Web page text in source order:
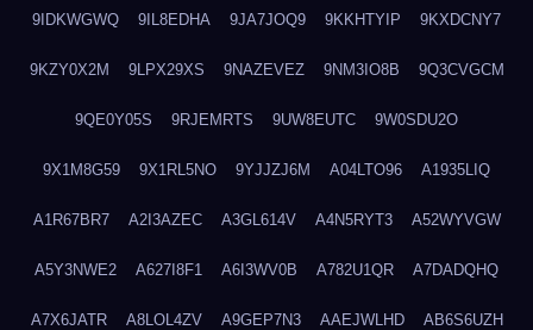
9IDKWGWQ 9IL8EDHA 9JA7JOQ9 9KKHTYIP 9KXDCNY7
9KZY0X2M 9LPX29XS 9NAZEVEZ 9NM3IO8B 9Q3CVGCM
9QE0Y05S 9RJEMRTS 9UW8EUTC 9W0SDU2O
9X1M8G59 9X1RL5NO 9YJJZJ6M A04LTO96 A1935LIQ
A1R67BR7 A2I3AZEC A3GL614V A4N5RYT3 A52WYVGW
A5Y3NWE2 A627I8F1 A6I3WV0B A782U1QR A7DADQHQ
A7X6JATR A8LOL4ZV A9GEP7N3 AAEJWLHD AB6S6UZH